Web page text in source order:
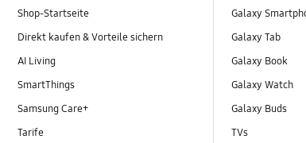
Shop-Startseite
Direkt kaufen & Vorteile sichern
AI Living
SmartThings
Samsung Care+
Tarife
Galaxy
Galaxy Tab
Galaxy Book
Galaxy Watch
Galaxy Buds
TVs